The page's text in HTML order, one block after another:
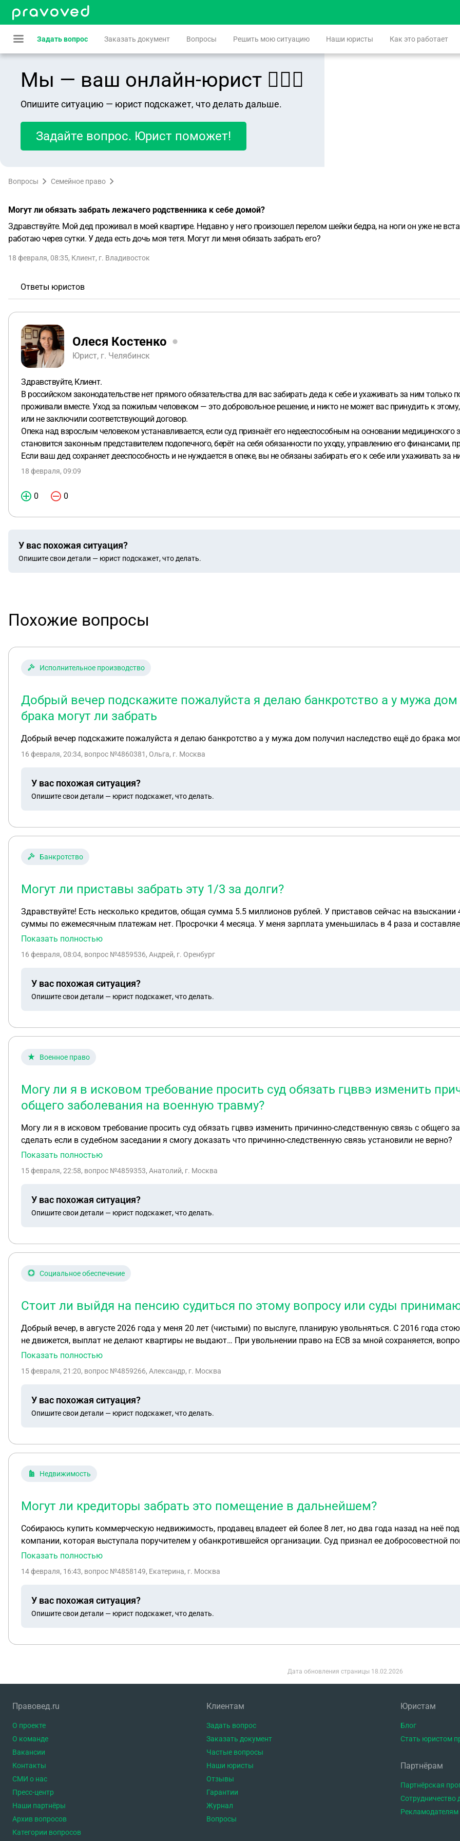
Задать вопрос Заказать документ Вопросы Решить мою ситуацию Наши юристы Как это работает
Мы — ваш онлайн-юрист 👨🏻‍⚖️
Опишите ситуацию — юрист подскажет, что делать дальше.
Задайте вопрос. Юрист поможет!
Вопросы Семейное право
Могут ли обязать забрать лежачего родственника к себе домой?
Здравствуйте. Мой дед проживал в моей квартире. Недавно у него произошел перелом шейки бедра, на ноги он уже не
работаю через сутки. У деда есть дочь моя тетя. Могут ли меня обязать забрать его?
18 февраля, 08:35, Клиент, г. Владивосток
Ответы юристов
Олеся Костенко
Юрист, г. Челябинск
Здравствуйте, Клиент.
В российском законодательстве нет прямого обязательства для вас забирать деда к себе и ухаживать за ним только
проживали вместе. Уход за пожилым человеком — это добровольное решение, и никто не может вас принудить к
или не заключили соответствующий договор.
Опека над взрослым человеком устанавливается, если суд признаёт его недееспособным на основании
становится законным представителем подопечного, берёт на себя обязанности по уходу, управлению его финансами,
Если ваш дед сохраняет дееспособность и не нуждается в опеке, вы не обязаны забирать его к себе или ухаживать за
18 февраля, 09:09
0 0
У вас похожая ситуация?
Опишите свои детали — юрист подскажет, что делать.
Похожие вопросы
Исполнительное производство
Добрый вечер подскажите пожалуйста я делаю банкротство а у мужа
брака могут ли забрать
Добрый вечер подскажите пожалуйста я делаю банкротство а у мужа дом получил наследство ещё до брака
16 февраля, 20:34, вопрос №4860381, Ольга, г. Москва
У вас похожая ситуация?
Опишите свои детали — юрист подскажет, что делать.
Банкротство
Могут ли приставы забрать эту 1/3 за долги?
Здравствуйте! Есть несколько кредитов, общая сумма 5.5 миллионов рублей. У приставов сейчас на
суммы по ежемесячным платежам нет. Просрочки 4 месяца. У меня зарплата уменьшилась в 4 раза и
лет. Живем не по прописке в квартире родственников. Банки и приставы этого не знают. Прописан и имею в
на банкротство
Показать полностью
16 февраля, 08:04, вопрос №4859536, Андрей, г. Оренбург
У вас похожая ситуация?
Опишите свои детали — юрист подскажет, что делать.
Военное право
Могу ли я в исковом требование просить суд обязать гцввэ изменить
общего заболевания на военную травму?
Могу ли я в исковом требование просить суд обязать гцввэ изменить причинно-следственную связь с общего заболевания
сделать если в судебном заседании я смогу доказать что причинно-следственную связь установили не верно?
Показать полностью
15 февраля, 22:58, вопрос №4859353, Анатолий, г. Москва
У вас похожая ситуация?
Опишите свои детали — юрист подскажет, что делать.
Социальное обеспечение
Стоит ли выйдя на пенсию судиться по этому вопросу или суды
Добрый вечер, в августе 2026 года у меня 20 лет (чистыми) по выслуге, планирую увольняться. С 2016 года
не движется, выплат не делают квартиры не выдают… При увольнении право на ЕСВ за мной сохраняется,
УМВД выплатить ЕСВ? Стоит ли выйдя на пенсию судиться по этому вопросу или суды принимают сторону
Показать полностью
15 февраля, 21:20, вопрос №4859266, Александр, г. Москва
У вас похожая ситуация?
Опишите свои детали — юрист подскажет, что делать.
Недвижимость
Могут ли кредиторы забрать это помещение в дальнейшем?
Собираюсь купить коммерческую недвижимость, продавец владеет ей более 8 лет, но два года назад на неё
компании, которая выступала поручителем у обанкротившейся организации. Суд признал ее добросовестной
недвижимость нет. Теперь я хочу приобрести данную недвижимость. Цена ниже кадастровой на 40%. Что тоже
Показать полностью
14 февраля, 16:43, вопрос №4858149, Екатерина, г. Москва
У вас похожая ситуация?
Опишите свои детали — юрист подскажет, что делать.
Дата обновления страницы 18.02.2026
Правовед.ru
О проекте
О команде
Вакансии
Контакты
СМИ о нас
Пресс-центр
Наши партнёры
Архив вопросов
Категории вопросов
Клиентам
Задать вопрос
Заказать документ
Частые вопросы
Наши юристы
Отзывы
Гарантии
Журнал
Вопросы
Юристам
Блог
Стать юристом
Партнёрам
Партнёрская
Сотрудничество
Рекламодателям